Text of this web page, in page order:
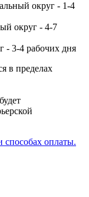
округ - 1-4
округ - 4-7
- 3-4 рабочих дня
в пределах
будет
способах оплаты.